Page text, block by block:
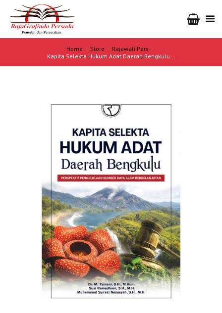
Home Store
Rajawali Pers
Kapita Selekta Hukum Adat Daerah Bengkulu...